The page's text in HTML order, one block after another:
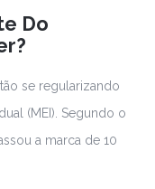
Do
se regularizando
(MEI). Segundo o
a marca de 10